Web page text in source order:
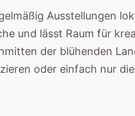
Ausstellungen
und lässt Raum für
der blühenden
oder einfach nur